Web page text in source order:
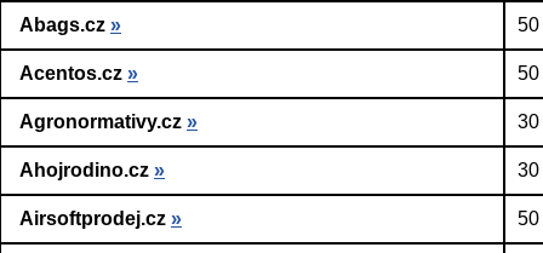
Abags.cz » 50
Acentos.cz » 50
Agronormativy.cz » 30
Ahojrodino.cz » 30
Airsoftprodej.cz » 50